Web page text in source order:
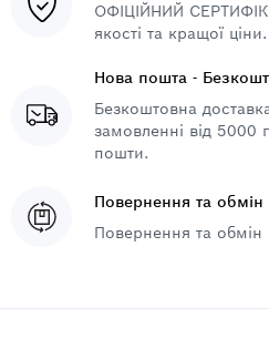
ОФІЦІЙНИЙ
якості та кращої ціни.
Нова пошта -
Безкоштовна
замовленні від 5000
пошти.
Повернення та обмін
Повернення та